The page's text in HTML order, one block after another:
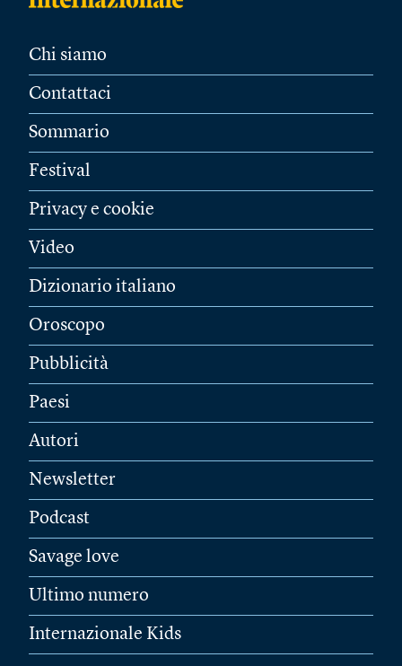
Chi siamo
Contattaci
Sommario
Festival
Privacy e cookie
Video
Dizionario italiano
Oroscopo
Pubblicità
Paesi
Autori
Newsletter
Podcast
Savage love
Ultimo numero
Internazionale Kids